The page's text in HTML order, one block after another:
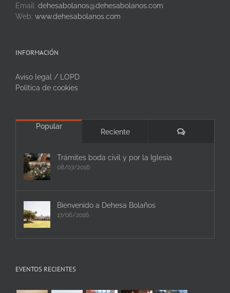
Email: dehesabolanos@dehesabolanos.com
Web: www.dehesabolanos.com
INFORMACIÓN
Aviso legal / LOPD
Política de cookies
Popular
Reciente Comentarios
Trámites boda civil y por la Iglesia
08/07/2016
Bienvenido a Dehesa Bolaños
17/06/2016
EVENTOS RECIENTES